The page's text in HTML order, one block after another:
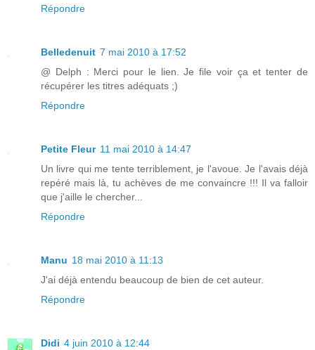
Répondre
Belledenuit 7 mai 2010 à 17:52
@ Delph : Merci pour le lien. Je file voir ça et tenter de
récupérer les titres adéquats ;)
Répondre
Petite Fleur 11 mai 2010 à 14:47
Un livre qui me tente terriblement, je l'avoue. Je l'avais déjà
repéré mais là, tu achèves de me convaincre !!! Il va falloir
que j'aille le chercher...
Répondre
Manu 18 mai 2010 à 11:13
J'ai déjà entendu beaucoup de bien de cet auteur.
Répondre
Didi 4 juin 2010 à 12:44